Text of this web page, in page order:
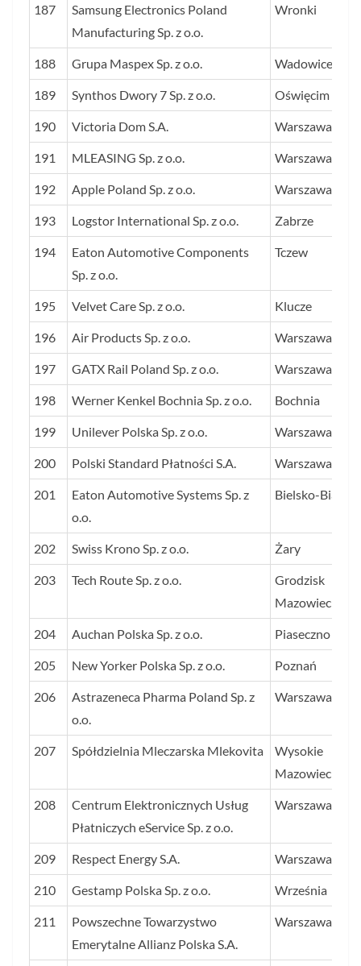
187
Samsung Electronics Poland
Manufacturing Sp. z o.o.
Wronki
188 Grupa Maspex Sp. z o.o. Wadowice
189 Synthos Dwory 7 Sp. z o.o. Oświęcim
190 Victoria Dom S.A. Warszawa
191 MLEASING Sp. z o.o. Warszawa
192 Apple Poland Sp. z o.o. Warszawa
193 Logstor International Sp. z o.o. Zabrze
194
Eaton Automotive Components
Sp. z o.o.
Tczew
195 Velvet Care Sp. z o.o. Klucze
196 Air Products Sp. z o.o. Warszawa
197 GATX Rail Poland Sp. z o.o. Warszawa
198 Werner Kenkel Bochnia Sp. z o.o. Bochnia
199 Unilever Polska Sp. z o.o. Warszawa
200 Polski Standard Płatności S.A. Warszawa
201
Eaton Automotive Systems Sp. z
o.o.
Bielsko-Biała
202 Swiss Krono Sp. z o.o. Żary
203 Tech Route Sp. z o.o.
Grodzisk
Mazowiecki
204 Auchan Polska Sp. z o.o. Piaseczno
205 New Yorker Polska Sp. z o.o. Poznań
206
Astrazeneca Pharma Poland Sp. z
o.o.
Warszawa
207 Spółdzielnia Mleczarska Mlekovita
Wysokie
Mazowieckie
208
Centrum Elektronicznych Usług
Płatniczych eService Sp. z o.o.
Warszawa
209 Respect Energy S.A. Warszawa
210 Gestamp Polska Sp. z o.o. Września
211
Powszechne Towarzystwo
Emerytalne Allianz Polska S.A.
Warszawa